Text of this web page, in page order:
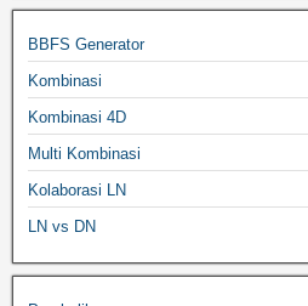
BBFS Generator
Kombinasi
Kombinasi 4D
Multi Kombinasi
Kolaborasi LN
LN vs DN